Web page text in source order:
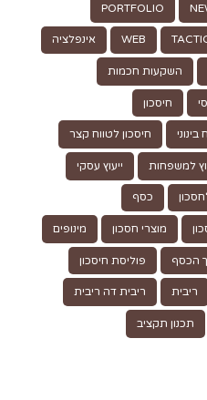
PORTFOLIO
WEB אינפלציה
השקעות חכמות
חיסכון
בינוני חיסכון לטווח קצר
למשפחות ייעוץ עסקי
כסף
מוצרי חסכון מינופים
הכסף פוליסת חיסכון
ריבית ריבית דה ריבית
תכנון תקציב